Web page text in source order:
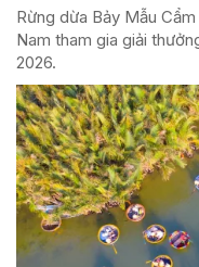
Rừng dừa Bảy Mẫu
Nam tham gia giải
2026.